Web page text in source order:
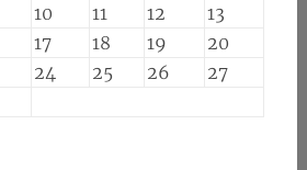
10 11 12
13
17 18 19
20
24 25 26
27